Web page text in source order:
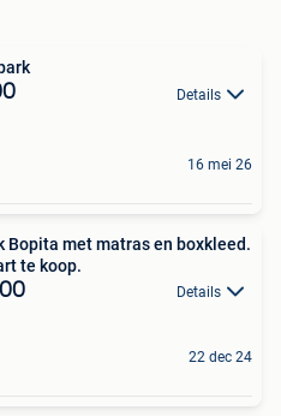
Details
16 mei 26
Bopita met matras en boxkleed.
te koop.
Details
22 dec 24